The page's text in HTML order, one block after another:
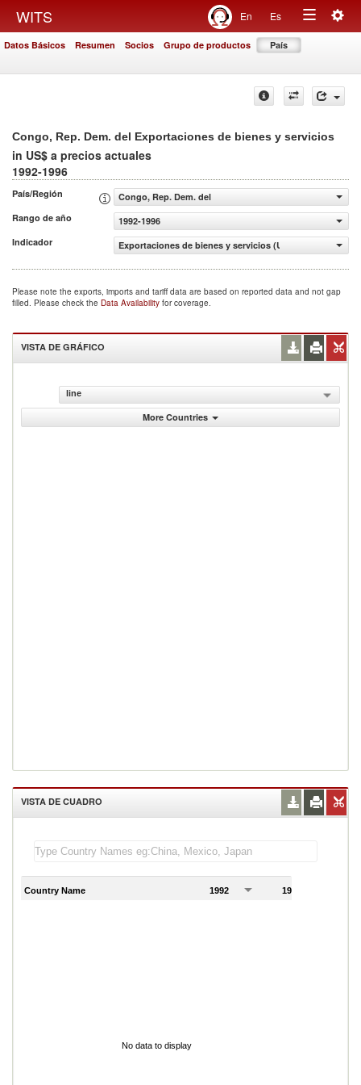
WITS En Es
Toggle
Datos Básicos Resumen Socios Grupo de productos País
Congo, Rep. Dem. del Exportaciones de bienes y servicios
in US$ a precios actuales
1992-1996
País/Región
Congo, Rep. Dem. del
Rango de año
1992-1996
Indicador
Exportaciones de bienes y servicios (US$ a precios
Please note the exports, imports and tariff data are based on reported data and not gap
filled. Please check the Data Availability for coverage.
VISTA DE GRÁFICO
line
More Countries
VISTA DE CUADRO
Country Name 1992 1993
No data to display